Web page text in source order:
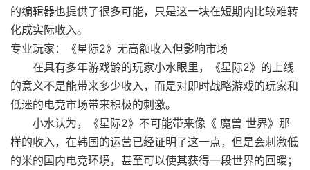
的编辑器也提供了很多可能，只是这一块在短期内比较难转
化成实际收入。
专业玩家：《星际2》无高额收入但影响市场
在具有多年游戏龄的玩家小水眼里，《星际2》的上线
的意义不是能带来多少收入，而是对即时战略游戏的玩家和
低迷的电竞市场带来积极的刺激。
小水认为，《星际2》不可能带来像《 魔兽 世界》那
样的收入，在韩国的运营已经证明了这一点，但是会刺激低
的米的国内电竞环境，甚至可以使其获得一段世界的回暖；